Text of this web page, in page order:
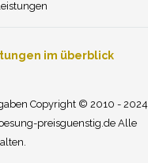
im überblick
Copyright © 2010 - 2024
preisguenstig.de Alle